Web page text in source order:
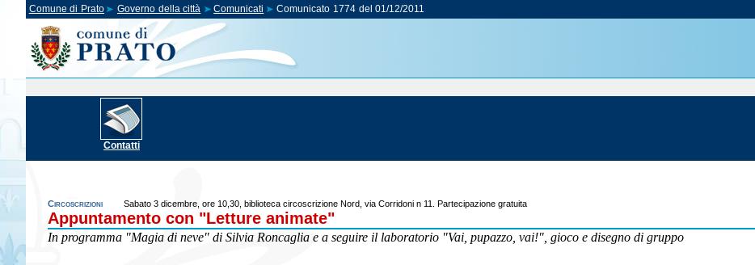
Comune di Prato Governo della città Comunicati Comunicato 1774 del 01/12/2011
Contatti
Circoscrizioni Sabato 3 dicembre, ore 10,30, biblioteca circoscrizione Nord, via Corridoni n 11. Partecipazione gratuita
Appuntamento con "Letture animate"
In programma "Magia di neve" di Silvia Roncaglia e a seguire il laboratorio "Vai, pupazzo, vai!", gioco e disegno di gruppo